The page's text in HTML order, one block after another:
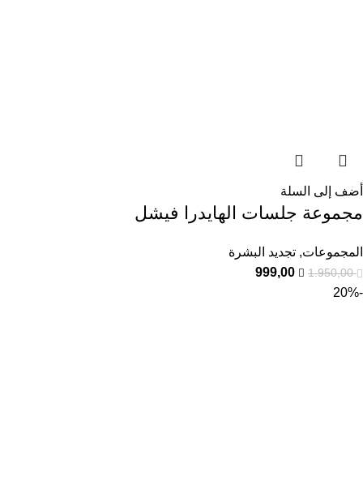
أضف إلى السلة
مجموعة جلسات الهايدرا فيشل
المجموعات, تجديد البشرة
1.950,00
999,00
-20%